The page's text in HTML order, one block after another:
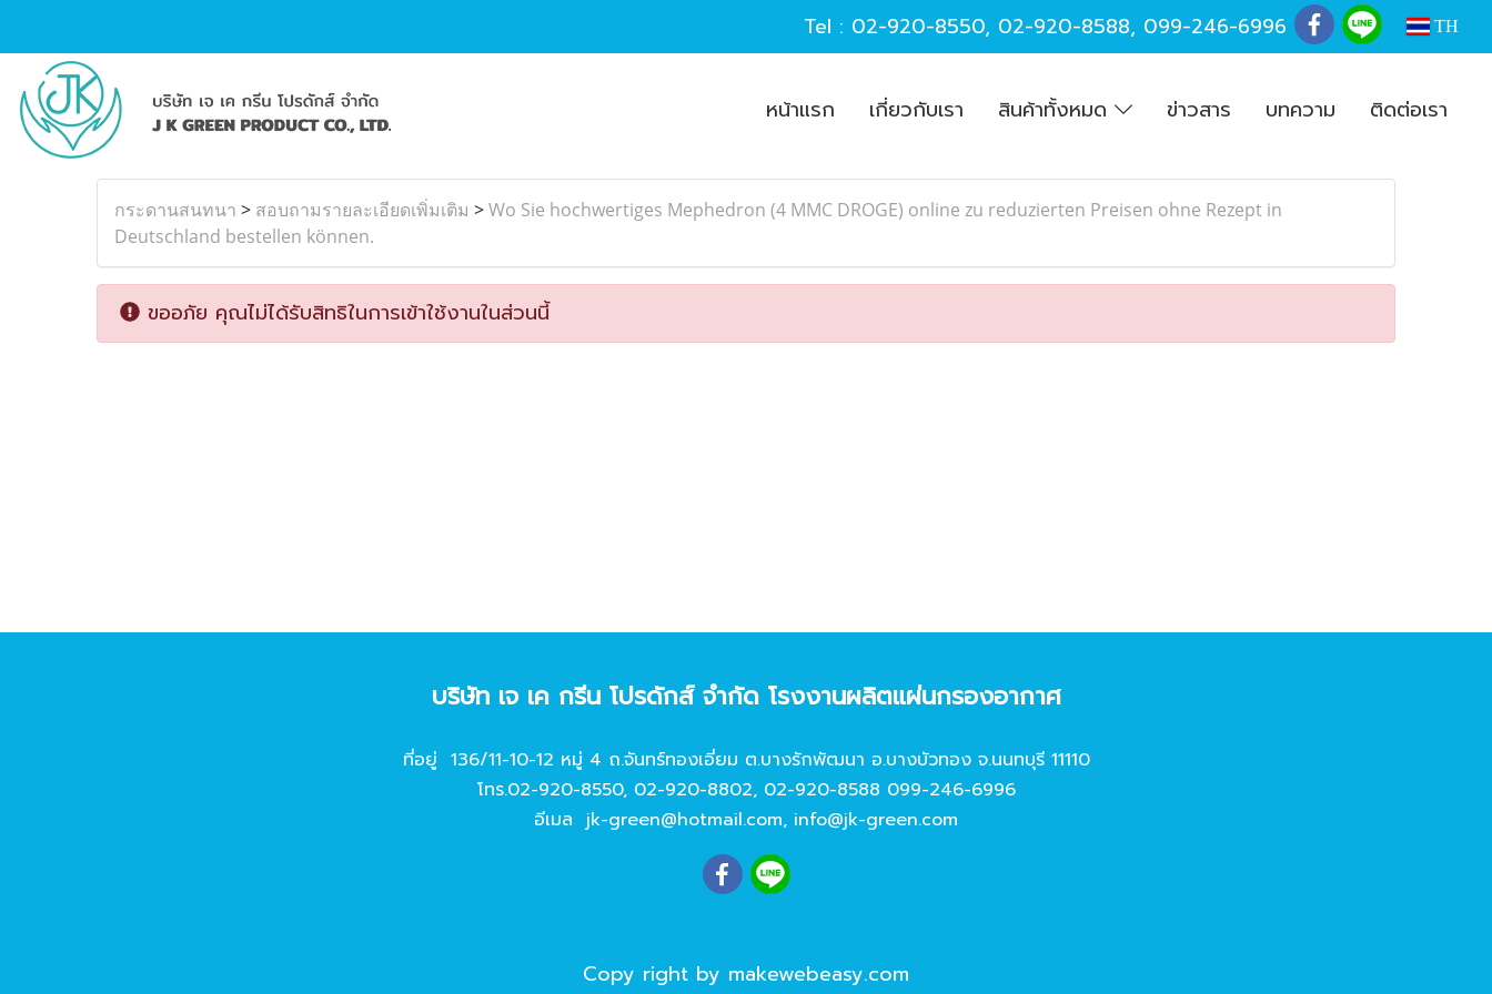
Tel : 02-920-8550, 02-920-8588, 099-246-6996 TH
หน้าแรก เกี่ยวกับเรา สินค้าทั้งหมด ข่าวสาร บทความ ติดต่อเรา
กระดานสนทนา > สอบถามรายละเอียดเพิ่มเติม >Wo Sie hochwertiges Mephedron (4 MMC DROGE) online zu reduzierten Preisen ohne Rezept in
Deutschland bestellen können.
ขออภัย คุณไม่ได้รับสิทธิในการเข้าใช้งานในส่วนนี้
บริษัท เจ เค กรีน โปรดักส์ จํากัด โรงงานผลิตแผ่นกรองอากาศ
ที่อยู่ 136/11-10-12 หมู่ 4 ถ.จันทร์ทองเอี่ยม ต.บางรักพัฒนา อ.บางบัวทอง จ.นนทบุรี 11110
โทร.02-920-8550, 02-920-8802, 02-920-8588 099-246-6996
อีเมล jk-green@hotmail.com, info@jk-green.com
Copy right by makewebeasy.com